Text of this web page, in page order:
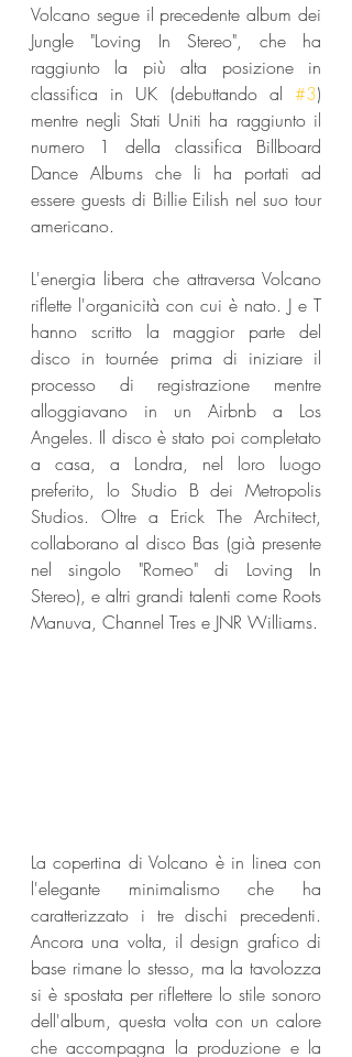
Volcano segue il precedente album dei
Jungle "Loving In Stereo", che ha
raggiunto la più alta posizione in
classifica in UK (debuttando al #3)
mentre negli Stati Uniti ha raggiunto il
numero 1 della classifica Billboard
Dance Albums che li ha portati ad
essere guests di Billie Eilish nel suo tour
americano.
L'energia libera che attraversa Volcano
riflette l'organicità con cui è nato. J e T
hanno scritto la maggior parte del
disco in tournée prima di iniziare il
processo di registrazione mentre
alloggiavano in un Airbnb a Los
Angeles. Il disco è stato poi completato
a casa, a Londra, nel loro luogo
preferito, lo Studio B dei Metropolis
Studios. Oltre a Erick The Architect,
collaborano al disco Bas (già presente
nel singolo "Romeo" di Loving In
Stereo), e altri grandi talenti come Roots
Manuva, Channel Tres e JNR Williams.
La copertina di Volcano è in linea con
l'elegante minimalismo che ha
caratterizzato i tre dischi precedenti.
Ancora una volta, il design grafico di
base rimane lo stesso, ma la tavolozza
si è spostata per riflettere lo stile sonoro
dell'album, questa volta con un calore
che accompagna la produzione e la